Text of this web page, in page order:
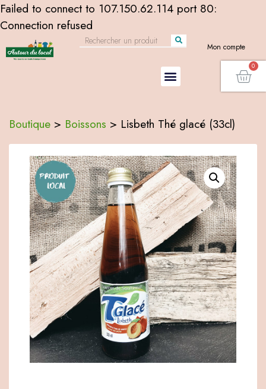
Failed to connect to 107.150.62.114 port 80:
Connection refused
Mon compte
Boutique > Boissons > Lisbeth Thé glacé (33cl)